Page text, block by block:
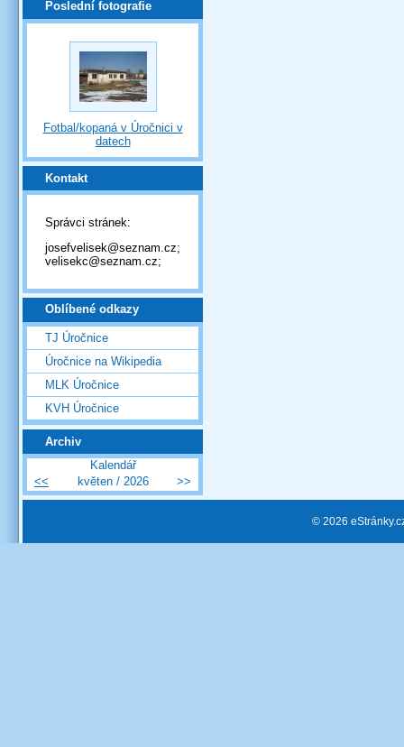
Poslední fotografie
Fotbal/kopaná v Úročnici v
datech
Kontakt
Správci stránek:
josefvelisek@seznam.cz;
velisekc@seznam.cz;
Oblíbené odkazy
TJ Úročnice
Úročnice na Wikipedia
MLK Úročnice
KVH Úročnice
Archiv
Kalendář
<<
květen / 2026 >>
© 2026